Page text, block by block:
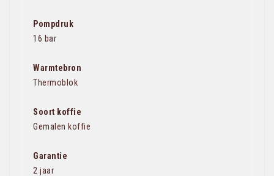
Pompdruk
16 bar
Warmtebron
Thermoblok
Soort koffie
Gemalen koffie
Garantie
2 jaar